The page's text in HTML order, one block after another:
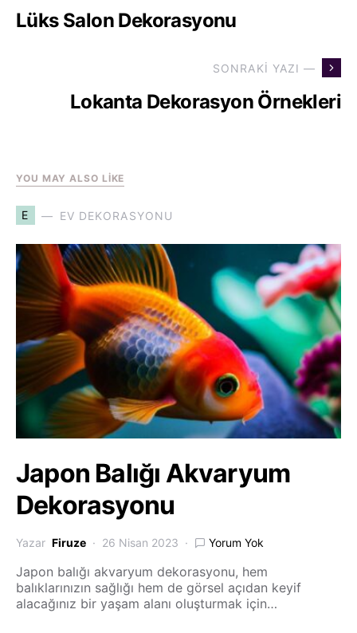
Lüks Salon Dekorasyonu
SONRAKI YAZI —
Lokanta Dekorasyon Örnekleri
YOU MAY ALSO LIKE
E EV DEKORASYONU
Japon Balığı Akvaryum
Dekorasyonu
Yazar Firuze 26 Nisan 2023 Yorum Yok
Japon balığı akvaryum dekorasyonu, hem
balıklarınızın sağlığı hem de görsel açıdan keyif
alacağınız bir yaşam alanı oluşturmak için…